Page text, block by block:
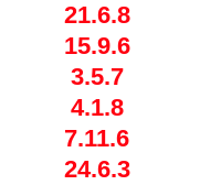
21.6.8
15.9.6
3.5.7
4.1.8
7.11.6
24.6.3